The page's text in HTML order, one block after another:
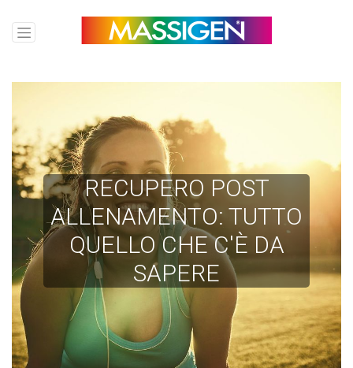
RECUPERO POST
ALLENAMENTO: TUTTO
QUELLO CHE C'È DA
SAPERE